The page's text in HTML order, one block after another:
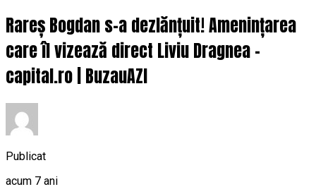
Rareș Bogdan s-a dezlănțuit! Amenințarea
care îl vizează direct Liviu Dragnea –
capital.ro | BuzauAZI
Publicat
acum 7 ani